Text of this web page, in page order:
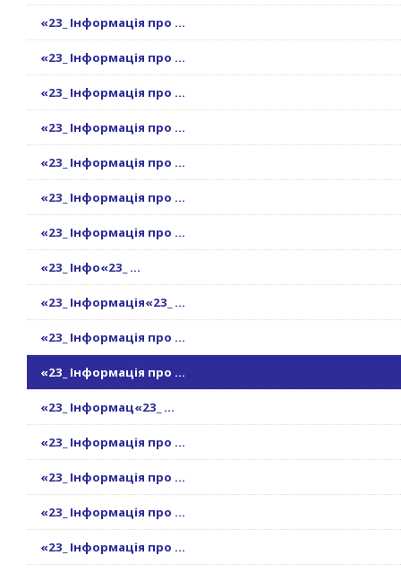
«23_ Інформація про ...
«23_ Інформація про ...
«23_ Інформація про ...
«23_ Інформація про ...
«23_ Інформація про ...
«23_ Інформація про ...
«23_ Інформація про ...
«23_ Інфо«23_ ...
«23_ Інформація«23_ ...
«23_ Інформація про ...
«23_ Інформація про ...
«23_ Інформац«23_ ...
«23_ Інформація про ...
«23_ Інформація про ...
«23_ Інформація про ...
«23_ Інформація про ...